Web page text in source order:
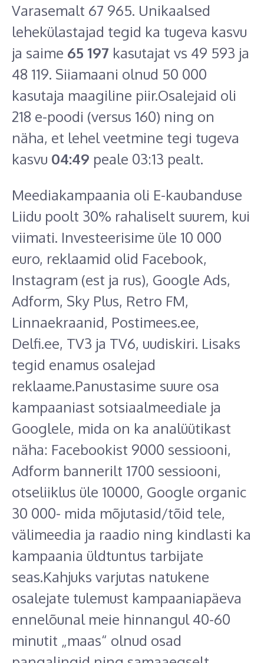
Varasemalt 67 965. Unikaalsed
lehekülastajad tegid ka tugeva kasvu
ja saime 65 197 kasutajat vs 49 593 ja
48 119. Siiamaani olnud 50 000
kasutaja maagiline piir.Osalejaid oli
218 e-poodi (versus 160) ning on
näha, et lehel veetmine tegi tugeva
kasvu 04:49 peale 03:13 pealt.
Meediakampaania oli E-kaubanduse
Liidu poolt 30% rahaliselt suurem, kui
viimati. Investeerisime üle 10 000
euro, reklaamid olid Facebook,
Instagram (est ja rus), Google Ads,
Adform, Sky Plus, Retro FM,
Linnaekraanid, Postimees.ee,
Delfi.ee, TV3 ja TV6, uudiskiri. Lisaks
tegid enamus osalejad
reklaame.Panustasime suure osa
kampaaniast sotsiaalmeediale ja
Googlele, mida on ka analüütikast
näha: Facebookist 9000 sessiooni,
Adform bannerilt 1700 sessiooni,
otseliiklus üle 10000, Google organic
30 000- mida mõjutasid/tõid tele,
välimeedia ja raadio ning kindlasti ka
kampaania üldtuntus tarbijate
seas.Kahjuks varjutas natukene
osalejate tulemust kampaaniapäeva
ennelõunal meie hinnangul 40-60
minutit „maas“ olnud osad